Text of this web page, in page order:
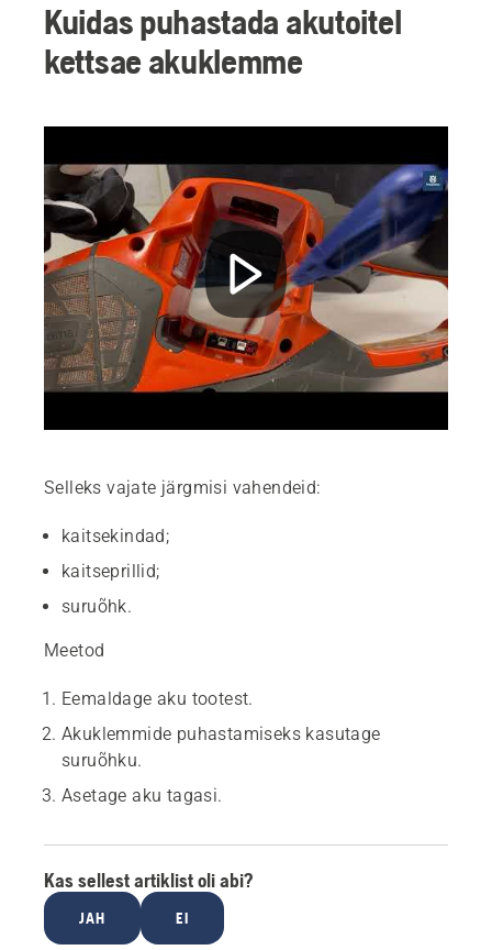
Kuidas puhastada akutoitel
kettsae akuklemme
Selleks vajate järgmisi vahendeid:
kaitsekindad;
kaitseprillid;
suruõhk.
Meetod
Eemaldage aku tootest.
Akuklemmide puhastamiseks kasutage
suruõhku.
Asetage aku tagasi.
Kas sellest artiklist oli abi?
JAH EI